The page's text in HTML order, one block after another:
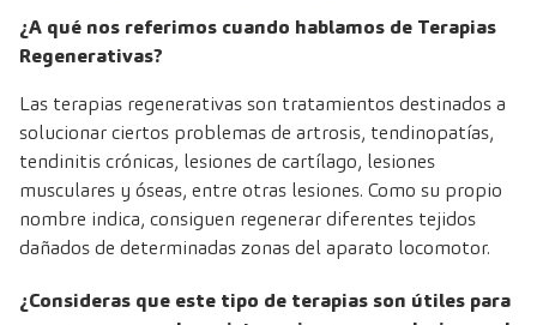
¿A qué nos referimos cuando hablamos de Terapias
Regenerativas?
Las terapias regenerativas son tratamientos destinados a
solucionar ciertos problemas de artrosis, tendinopatías,
tendinitis crónicas, lesiones de cartílago, lesiones
musculares y óseas, entre otras lesiones. Como su propio
nombre indica, consiguen regenerar diferentes tejidos
dañados de determinadas zonas del aparato locomotor.
¿Consideras que este tipo de terapias son útiles para